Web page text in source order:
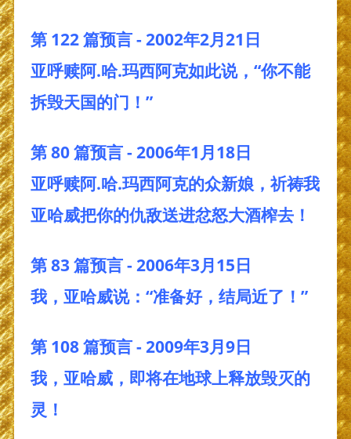
第 122 篇预言 - 2002年2月21日
亚呼赎阿.哈.玛西阿克如此说，“你不能
拆毁天国的门！”
第 80 篇预言 - 2006年1月18日
亚呼赎阿.哈.玛西阿克的众新娘，祈祷我
亚哈威把你的仇敌送进忿怒大酒榨去！
第 83 篇预言 - 2006年3月15日
我，亚哈威说：“准备好，结局近了！”
第 108 篇预言 - 2009年3月9日
我，亚哈威，即将在地球上释放毁灭的
灵！